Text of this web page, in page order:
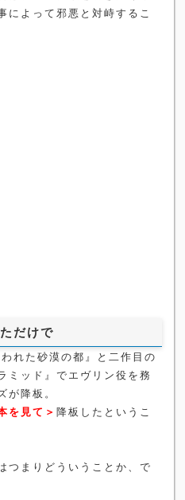
によって邪悪と対峙するこ
だけで
れた砂漠の都』と二作目の
ミッド』でエヴリン役を務
降板。
を見て＞ 降板したというこ
つまりどういうことか、で